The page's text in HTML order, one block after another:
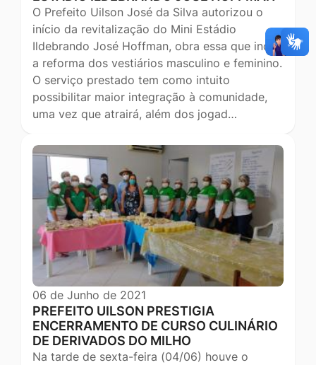
O Prefeito Uilson José da Silva autorizou o
início da revitalização do Mini Estádio
Ildebrando José Hoffman, obra essa que inclui
a reforma dos vestiários masculino e feminino.
O serviço prestado tem como intuito
possibilitar maior integração à comunidade,
uma vez que atrairá, além dos jogad…
06 de Junho de 2021
PREFEITO UILSON PRESTIGIA
ENCERRAMENTO DE CURSO CULINÁRIO
DE DERIVADOS DO MILHO
Na tarde de sexta-feira (04/06) houve o